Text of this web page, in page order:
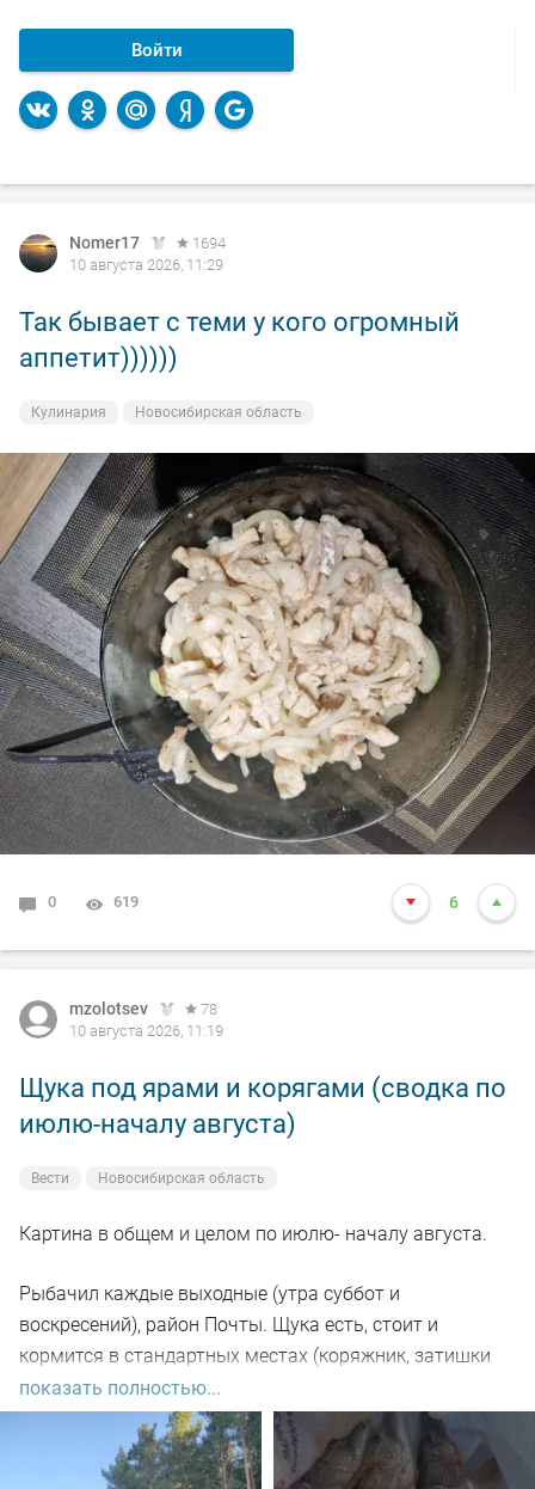
Войти
Nomer17
1694
10 августа 2026, 11:29
Так бывает с теми у кого огромный
аппетит))))))
Кулинария Новосибирская область
0 619 6
mzolotsev
78
10 августа 2026, 11:19
Щука под ярами и корягами (сводка по
июлю-началу августа)
Вести Новосибирская область
Картина в общем и целом по июлю- началу августа.
Рыбачил каждые выходные (утра суббот и
воскресений), район Почты. Щука есть, стоит и
кормится в стандартных местах (коряжник, затишки
под глубокими берегами), но халявы нет - приходится
искать и тогда успех есть и будет).
Замечено - завтрак по расписанию, основные выходы
показать полностью...